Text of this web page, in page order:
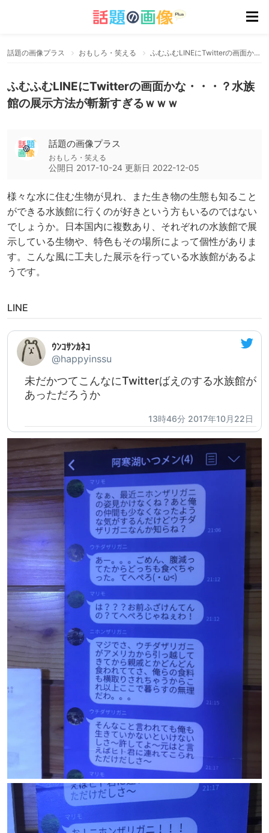
話題の画像プラス おもしろ・笑える ふむふむLINEにTwitterの画面かな・・・？水族館の展示方法が斬新すぎるｗｗｗ
ふむふむLINEにTwitterの画面かな・・・？水族
館の展示方法が斬新すぎるｗｗｗ
話題の画像プラス
おもしろ・笑える
公開日 2017-10-24 更新日 2022-12-05
様々な水に住む生物が見れ、また生き物の生態も知ること
ができる水族館に行くのが好きという方もいるのではない
でしょうか。日本国内に複数あり、それぞれの水族館で展
示している生物や、特色もその場所によって個性がありま
す。こんな風に工夫した展示を行っている水族館があるよ
うです。
LINE
ｳﾝｺｻﾝｶﾈｺ
@happyinssu
未だかつてこんなにTwitterばえのする水族館が
あっただろうか
13時46分 2017年10月22日